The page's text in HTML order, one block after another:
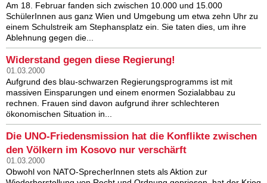
Am 18. Februar fanden sich zwischen 10.000 und 15.000
SchülerInnen aus ganz Wien und Umgebung um etwa zehn Uhr zu
einem Schulstreik am Stephansplatz ein. Sie taten dies, um ihre
Ablehnung gegen die...
Widerstand gegen diese Regierung!
01.03.2000
Aufgrund des blau-schwarzen Regierungsprogramms ist mit
massiven Einsparungen und einem enormen Sozialabbau zu
rechnen. Frauen sind davon aufgrund ihrer schlechteren
ökonomischen Situation in...
Die UNO-Friedensmission hat die Konflikte zwischen
den Völkern im Kosovo nur verschärft
01.03.2000
Obwohl von NATO-SprecherInnen stets als Aktion zur